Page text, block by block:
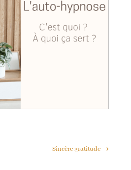
Sincère gratitude →